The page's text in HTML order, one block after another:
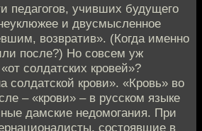
педагогов, учивших будущего
и двусмысленное
возвратив». (Когда именно
после?) Но совсем уж
солдатских кровей»?
солдатской крови». «Кровь» во
– «крови» – в русском языке
дамские недомогания. При
состоявшие в